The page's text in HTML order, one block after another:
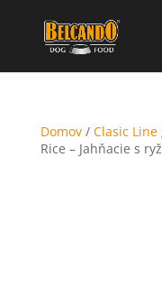
Domov/ Clasic
Rice – Jahňacie s